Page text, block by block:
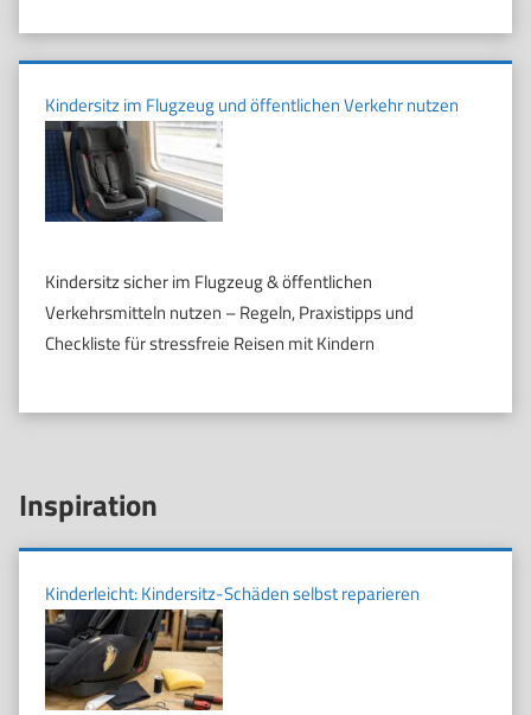
Kindersitz im Flugzeug und öffentlichen Verkehr nutzen
Kindersitz sicher im Flugzeug & öffentlichen
Verkehrsmitteln nutzen – Regeln, Praxistipps und
Checkliste für stressfreie Reisen mit Kindern
Inspiration
Kinderleicht: Kindersitz-Schäden selbst reparieren